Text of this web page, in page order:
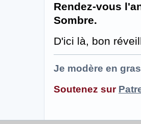
Rendez-vous
Sombre.
D'ici là, bon
Je modère en
Soutenez sur